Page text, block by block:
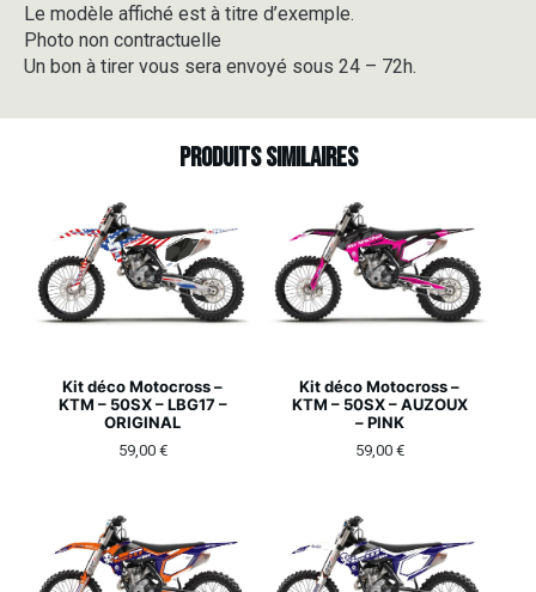
Le modèle affiché est à titre d’exemple.
Photo non contractuelle
Un bon à tirer vous sera envoyé sous 24 – 72h.
Produits similaires
Kit déco Motocross –
KTM – 50SX – LBG17 –
ORIGINAL
59,00 €
Kit déco Motocross –
KTM – 50SX – AUZOUX
– PINK
59,00 €